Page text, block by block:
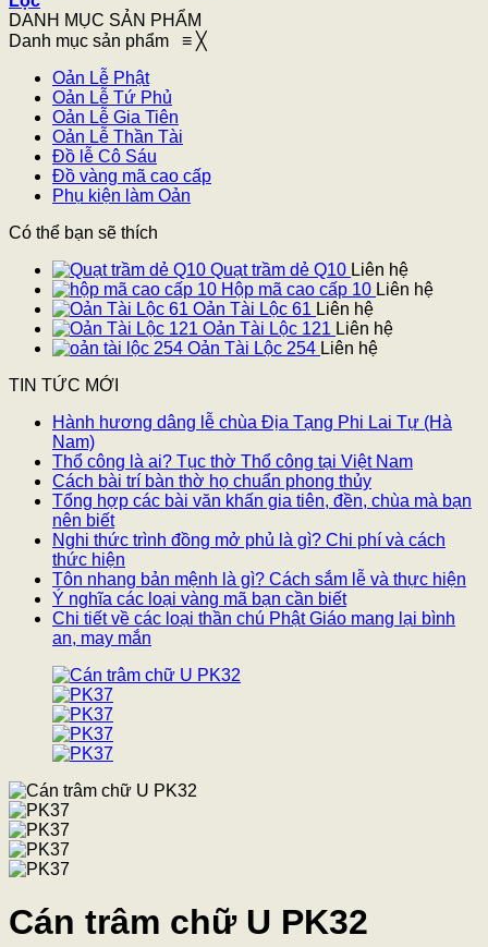
DANH MỤC SẢN PHẨM
Danh mục sản phẩm ≡ ╳
Oản Lễ Phật
Oản Lễ Tứ Phủ
Oản Lễ Gia Tiên
Oản Lễ Thần Tài
Đồ lễ Cô Sáu
Đồ vàng mã cao cấp
Phụ kiện làm Oản
Có thể bạn sẽ thích
Quạt trầm dẻ Q10 Liên hệ
Hộp mã cao cấp 10 Liên hệ
Oản Tài Lộc 61 Liên hệ
Oản Tài Lộc 121 Liên hệ
Oản Tài Lộc 254 Liên hệ
TIN TỨC MỚI
Hành hương dâng lễ chùa Địa Tạng Phi Lai Tự (Hà
Nam)
Thổ công là ai? Tục thờ Thổ công tại Việt Nam
Cách bài trí bàn thờ họ chuẩn phong thủy
Tổng hợp các bài văn khấn gia tiên, đền, chùa mà bạn
nên biết
Nghi thức trình đồng mở phủ là gì? Chi phí và cách
thức hiện
Tôn nhang bản mệnh là gì? Cách sắm lễ và thực hiện
Ý nghĩa các loại vàng mã bạn cần biết
Chi tiết về các loại thần chú Phật Giáo mang lại bình
an, may mắn
Cán trâm chữ U PK32